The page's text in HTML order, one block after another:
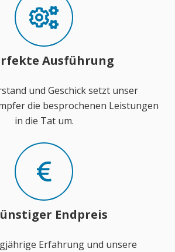
Ausführung
und Geschick setzt unser
die besprochenen Leistungen
in die Tat um.
Endpreis
Erfahrung und unsere